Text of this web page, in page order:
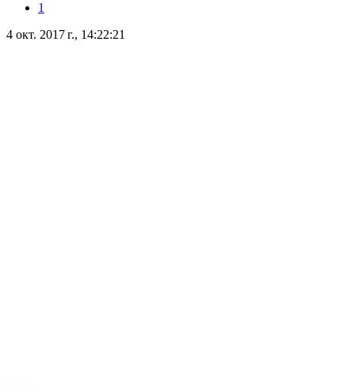
1
4 окт. 2017 г., 14:22:21